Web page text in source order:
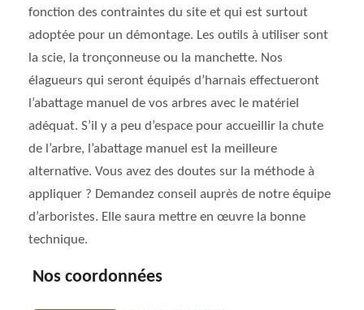
fonction des contraintes du site et qui est surtout
adoptée pour un démontage. Les outils à utiliser sont
la scie, la tronçonneuse ou la manchette. Nos
élagueurs qui seront équipés d’harnais effectueront
l’abattage manuel de vos arbres avec le matériel
adéquat. S’il y a peu d’espace pour accueillir la chute
de l’arbre, l’abattage manuel est la meilleure
alternative. Vous avez des doutes sur la méthode à
appliquer ? Demandez conseil auprès de notre équipe
d’arboristes. Elle saura mettre en œuvre la bonne
technique.
Nos coordonnées